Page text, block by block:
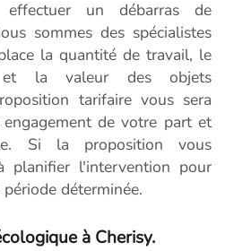
effectuer un débarras de
sommes des spécialistes
la quantité de travail, le
et la valeur des objets
tarifaire vous sera
engagement de votre part et
Si la proposition vous
planifier l'intervention pour
déterminée.
à Cherisy.